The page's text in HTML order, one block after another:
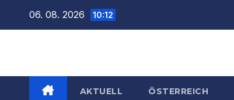
06. 08. 2026 10:12
AKTUELL ÖSTERREICH